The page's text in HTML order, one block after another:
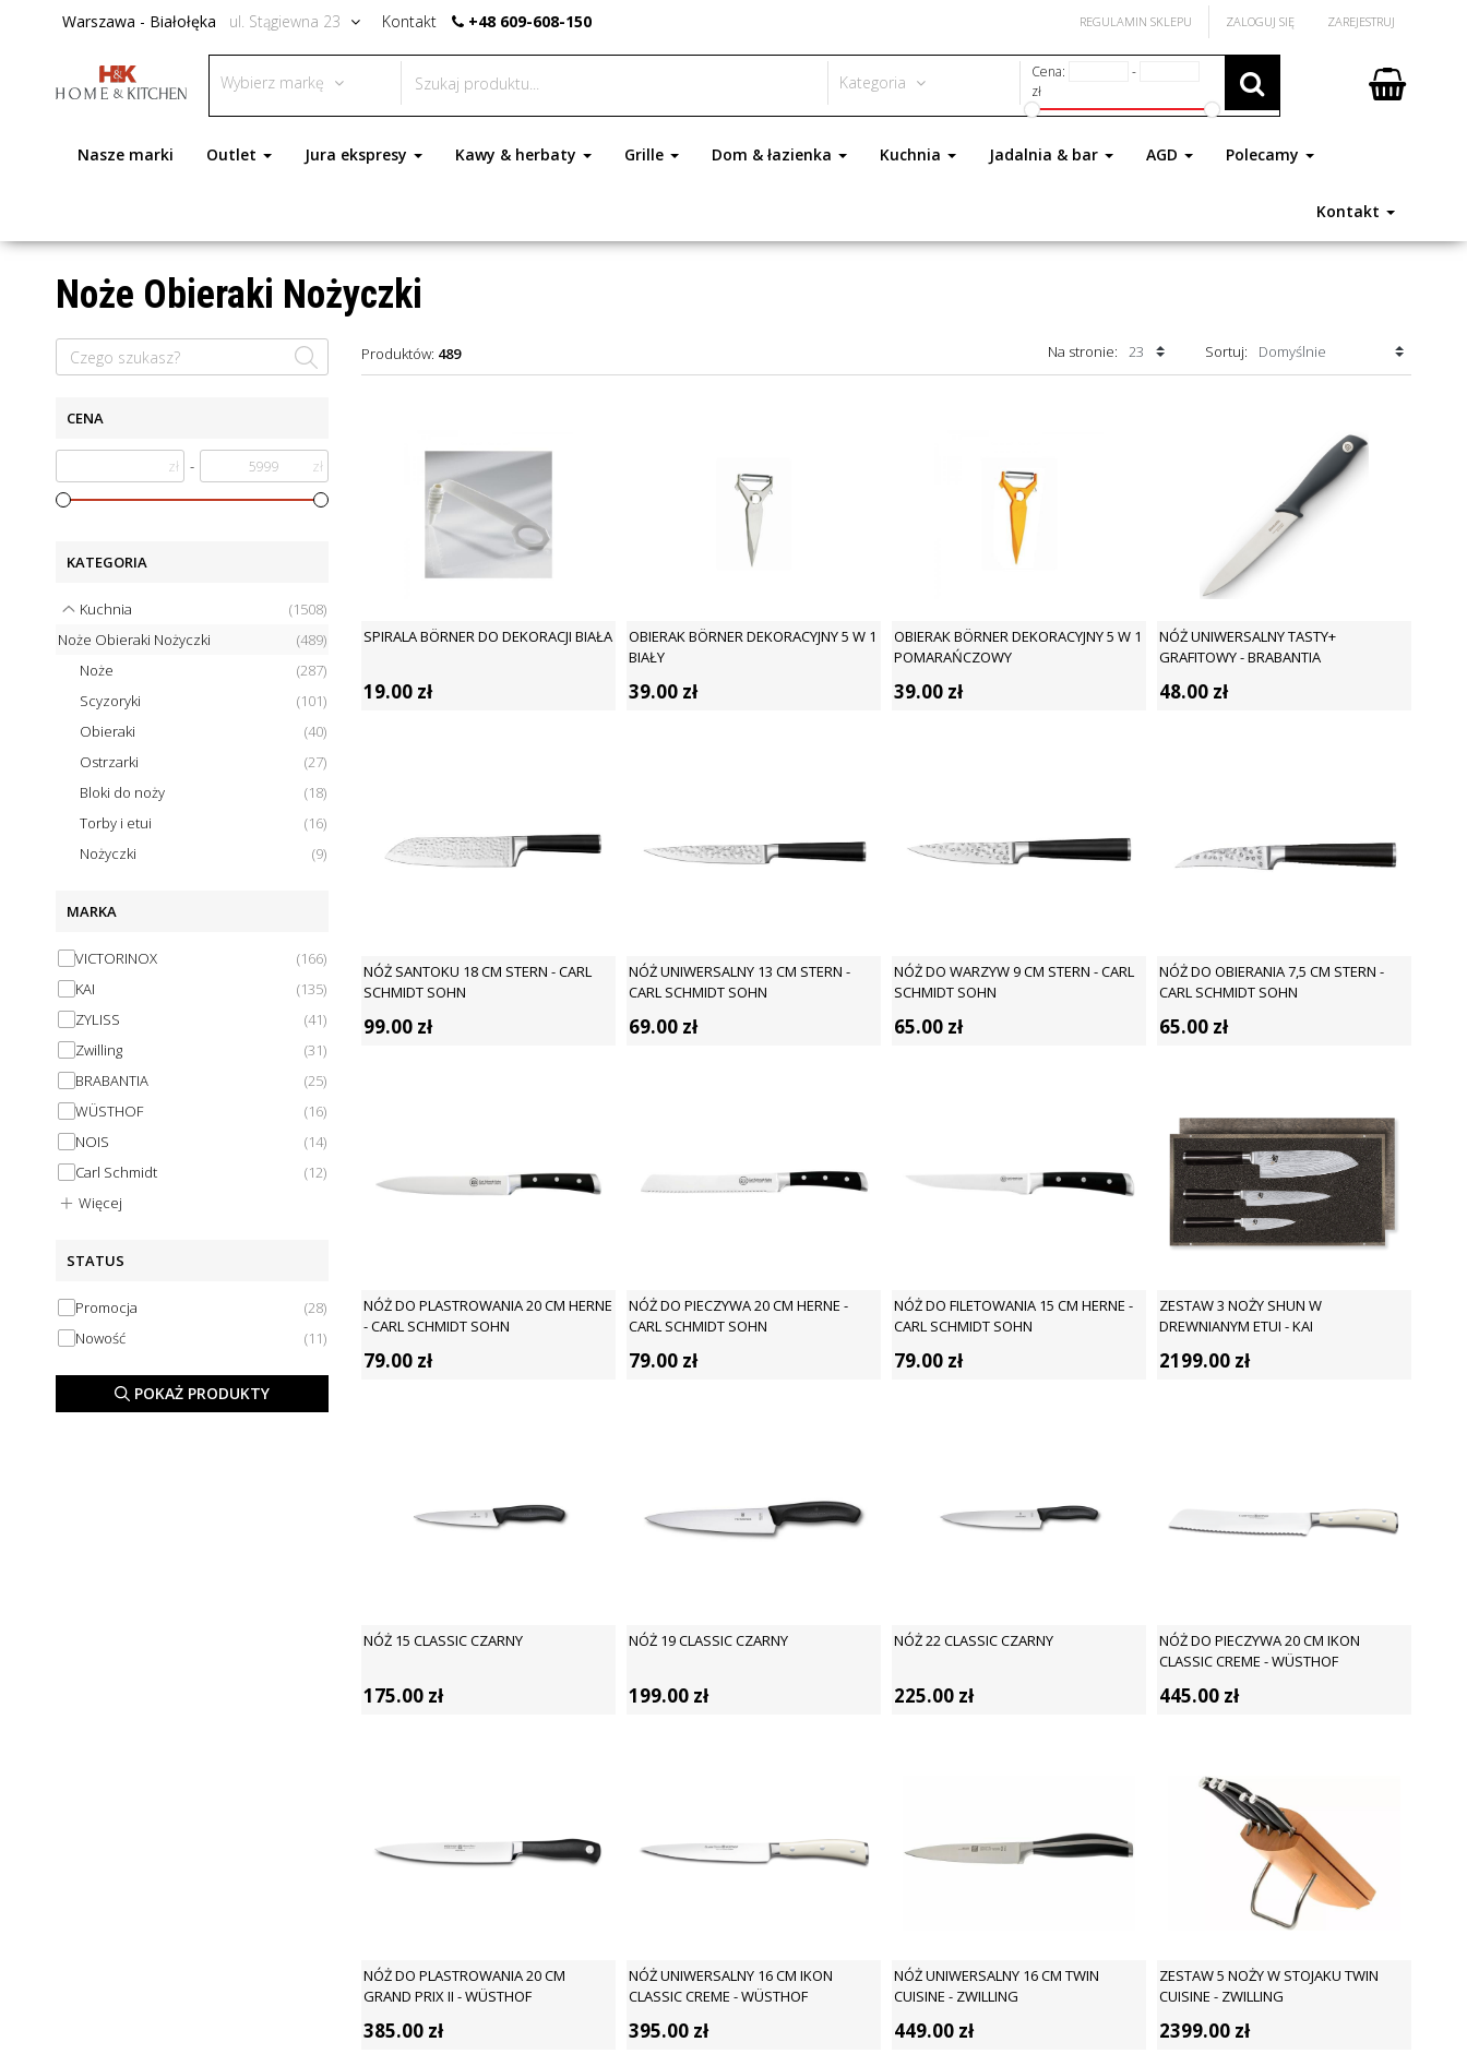
Warszawa - Białołęka ul. Stągiewna 23 Kontakt +48 609-608-150 ZALOGUJ SIĘ ZAREJESTRUJ
REGULAMIN SKLEPU
Wybierz markę Kategoria
Cena:
-
zł
Nasze marki Outlet Jura ekspresy Kawy & herbaty Grille Dom & łazienka Kuchnia Jadalnia & bar AGD Polecamy
Kontakt
Noże Obieraki Nożyczki
CENA
zł - zł
KATEGORIA
Kuchnia (1508)
Noże Obieraki Nożyczki
(489)
Noże
(287)
Scyzoryki
(101)
Obieraki
(40)
Ostrzarki
(27)
Bloki do noży
(18)
Torby i etui
(16)
Nożyczki
(9)
MARKA
VICTORINOX (166)
KAI
(135)
ZYLISS
(41)
Zwilling
(31)
BRABANTIA
(25)
WÜSTHOF
(16)
NOIS
(14)
Carl Schmidt
(12)
Więcej
STATUS
Promocja (28)
Nowość
(11)
POKAŻ PRODUKTY
Produktów: 489 Sortuj:
SPIRALA BÖRNER DO DEKORACJI BIAŁA
19.00 zł
OBIERAK BÖRNER DEKORACYJNY 5 W 1
BIAŁY
39.00 zł
OBIERAK BÖRNER DEKORACYJNY 5 W 1
POMARAŃCZOWY
39.00 zł
NÓŻ UNIWERSALNY TASTY+
GRAFITOWY - BRABANTIA
48.00 zł
NÓŻ SANTOKU 18 CM STERN - CARL
SCHMIDT SOHN
99.00 zł
NÓŻ UNIWERSALNY 13 CM STERN -
CARL SCHMIDT SOHN
69.00 zł
NÓŻ DO WARZYW 9 CM STERN - CARL
SCHMIDT SOHN
65.00 zł
NÓŻ DO OBIERANIA 7,5 CM STERN -
CARL SCHMIDT SOHN
65.00 zł
NÓŻ DO PLASTROWANIA 20 CM HERNE
- CARL SCHMIDT SOHN
79.00 zł
NÓŻ DO PIECZYWA 20 CM HERNE -
CARL SCHMIDT SOHN
79.00 zł
NÓŻ DO FILETOWANIA 15 CM HERNE -
CARL SCHMIDT SOHN
79.00 zł
ZESTAW 3 NOŻY SHUN W
DREWNIANYM ETUI - KAI
2199.00 zł
NÓŻ 15 CLASSIC CZARNY
175.00 zł
NÓŻ 19 CLASSIC CZARNY
199.00 zł
NÓŻ 22 CLASSIC CZARNY
225.00 zł
NÓŻ DO PIECZYWA 20 CM IKON
CLASSIC CREME - WÜSTHOF
445.00 zł
NÓŻ DO PLASTROWANIA 20 CM
GRAND PRIX II - WÜSTHOF
385.00 zł
NÓŻ UNIWERSALNY 16 CM IKON
CLASSIC CREME - WÜSTHOF
395.00 zł
NÓŻ UNIWERSALNY 16 CM TWIN
CUISINE - ZWILLING
449.00 zł
ZESTAW 5 NOŻY W STOJAKU TWIN
CUISINE - ZWILLING
2399.00 zł
Na stronie: